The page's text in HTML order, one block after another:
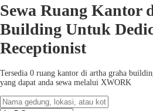
Sewa Ruang Kantor
Building Untuk
Receptionist
Tersedia 0 ruang kantor di artha graha
yang dapat anda sewa melalui XWORK